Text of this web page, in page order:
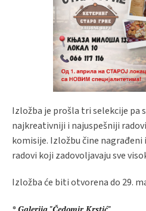
Izložba je prošla tri selekcije pa
najkreativniji i najuspešniji
komisije. Izložbu čine nagrađeni
radovi koji zadovoljavaju sve
Izložba će biti otvorena do 29.